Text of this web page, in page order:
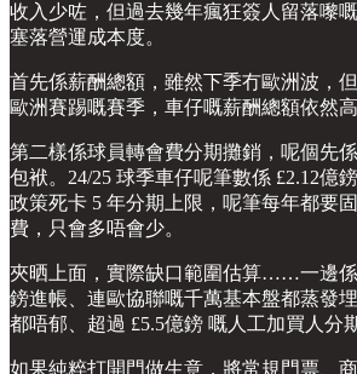
收入少咗，但過去幾年瘋狂簽人留落嚟
塞落營運成本度。
首先係薪酬總額，雖然下季冇歐洲波，
歐洲賽踢嘅賽季，車仔嘅薪酬總額依然高
第二樣係球員轉會費分期攤銷，呢個先
包袱。24/25 球季車仔呢筆數係 £2.12億
政策死卡 5 年分期上限，呢筆每年都要
費，只會多唔會少。
夾晒上面，實際缺口範圍估算……一邊係
鎊進帳、連歐協聯嘅千萬基本盤都蒸發
都唔郁、超過 £5.5億鎊 嘅人工加買人分
如果純粹打開門做生意，將常規門票、